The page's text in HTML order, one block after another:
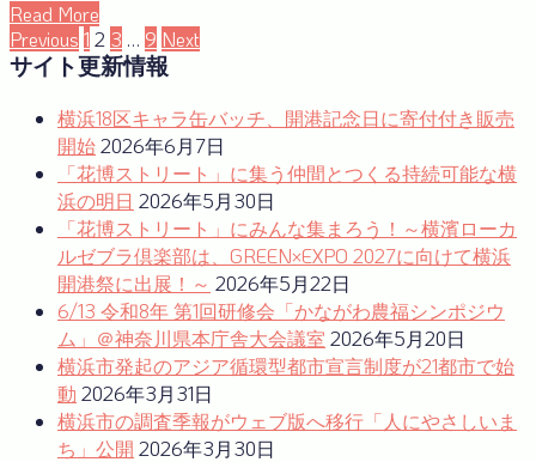
Read More
投
稿
の
ジ
り
Previous 1 2 3 … 9 Next
サイト更新情報
横浜18区キャラ缶バッチ、開港記念日に寄付付き販売
開始2026年6月7日
「花博ストリート」に集う仲間とつくる持続可能な横
浜の明日 2026年5月30日
「花博ストリート」にみんな集まろう！～横濱ローカ
ルゼブラ倶楽部は、GREEN×EXPO 2027に向けて横浜
開港祭に出展！～ 2026年5月22日
6/13 令和8年 第1回研修会「かながわ農福シンポジウ
ム」＠神奈川県本庁舎大会議室 2026年5月20日
横浜市発起のアジア循環型都市宣言制度が21都市で始
動 2026年3月31日
横浜市の調査季報がウェブ版へ移行「人にやさしいま
ち」公開 2026年3月30日